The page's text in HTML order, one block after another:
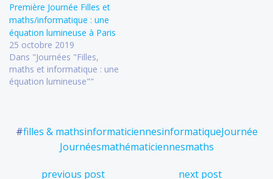
Première Journée Filles et
maths/informatique : une
équation lumineuse à Paris
25 octobre 2019
Dans "Journées "Filles,
maths et informatique : une
équation lumineuse""
#filles & mathsinformaticiennesinformatiqueJournée
Journéesmathématiciennesmaths
previous post next post